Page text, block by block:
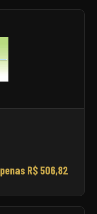
R$ 506,82